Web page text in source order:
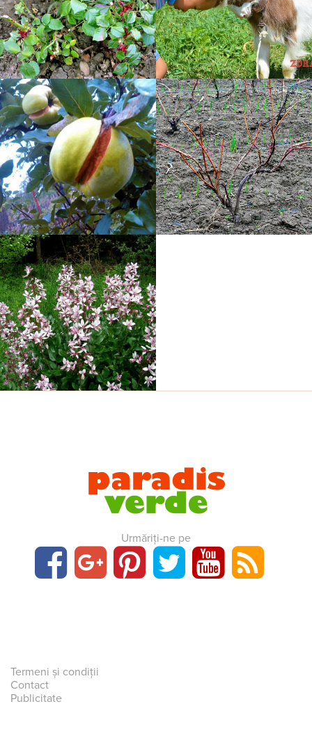
Urmăriți-ne pe
Termeni și condiții
Contact
Publicitate